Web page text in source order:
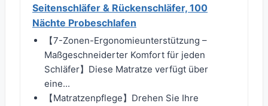
Seitenschläfer & Rückenschläfer, 100
Nächte Probeschlafen
【7-Zonen-Ergonomieunterstützung –
Maßgeschneiderter Komfort für jeden
Schläfer】Diese Matratze verfügt über
eine...
【Matratzenpflege】Drehen Sie Ihre